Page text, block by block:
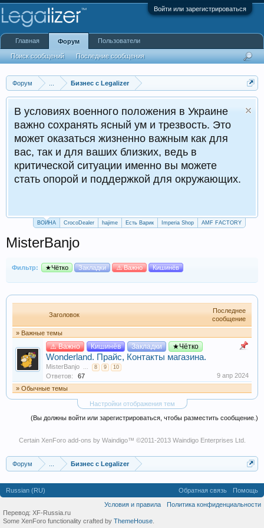
Войти или зарегистрироваться
Форум Бизнес с Legalizer
В условиях военного положения в Украине
важно сохранять ясный ум и трезвость. Это
может оказаться жизненно важным как для
вас, так и для ваших близких, ведь в
критической ситуации именно вы можете
стать опорой и поддержкой для окружающих.
ВОЙНА CrocoDealer hajime Есть Варик Imperia Shop AMF FACTORY
MisterBanjo
Фильтр: ★Чётко Закладки ⚠️ Важно Кишинёв
Заголовок
Последнее
сообщение
» Важные темы
⚠️ Важно Кишинёв Закладки ★Чётко
Wonderland. Прайс, Контакты магазина.
MisterBanjo ... 8 9 10
Ответов: 67
9 апр 2024
» Обычные темы
Настройки отображения тем
(Вы должны войти или зарегистрироваться, чтобы разместить сообщение.)
Certain XenForo add-ons by Waindigo™ ©2011-2013 Waindigo Enterprises Ltd.
Форум Бизнес с Legalizer
Главная Форум
Поиск сообщений Последние сообщения
Пользователи
Russian (RU) Обратная связь
Помощь
Условия и правила
Политика конфиденциальности
Перевод: XF-Russia.ru
Some XenForo functionality crafted by ThemeHouse